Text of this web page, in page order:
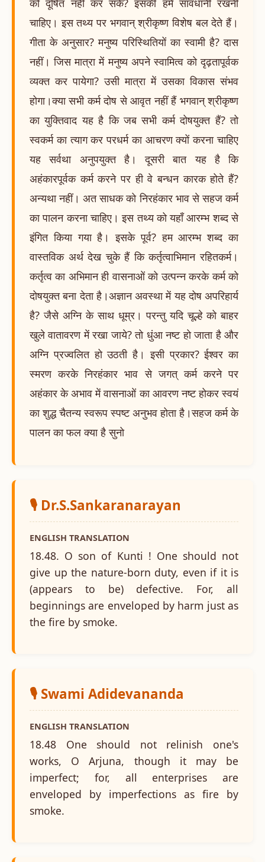
चाहिए। इस तथ्य पर भगवान् श्रीकृष्ण विशेष बल देते हैं।
गीता के अनुसार? मनुष्य परिस्थितियों का स्वामी है? दास
नहीं। जिस मात्रा में मनुष्य अपने स्वामित्व को दृढ़तापूर्वक
व्यक्त कर पायेगा? उसी मात्रा में उसका विकास संभव
होगा।क्या सभी कर्म दोष से आवृत नहीं हैं भगवान् श्रीकृष्ण
का युक्तिवाद यह है कि जब सभी कर्म दोषयुक्त हैं? तो
स्वकर्म का त्याग कर परधर्म का आचरण क्यों करना चाहिए
यह सर्वथा अनुपयुक्त है। दूसरी बात यह है कि
अहंकारपूर्वक कर्म करने पर ही वे बन्धन कारक होते हैं?
अन्यथा नहीं। अत साधक को निरहंकार भाव से सहज कर्म
का पालन करना चाहिए। इस तथ्य को यहाँ आरम्भ शब्द से
इंगित किया गया है। इसके पूर्व? हम आरम्भ शब्द का
वास्तविक अर्थ देख चुके हैं कि कर्तृत्वाभिमान रहितकर्म।
कर्तृत्व का अभिमान ही वासनाओं को उत्पन्न करके कर्म को
दोषयुक्त बना देता है।अज्ञान अवस्था में यह दोष अपरिहार्य
है? जैसे अग्नि के साथ धूम्र। परन्तु यदि चूल्हे को बाहर
खुले वातावरण में रखा जाये? तो धुंआ नष्ट हो जाता है और
अग्नि प्रज्वलित हो उठती है। इसी प्रकार? ईश्वर का
स्मरण करके निरहंकार भाव से जगत् कर्म करने पर
अहंकार के अभाव में वासनाओं का आवरण नष्ट होकर स्वयं
का शुद्ध चैतन्य स्वरूप स्पष्ट अनुभव होता है।सहज कर्म के
पालन का फल क्या है सुनो
🎙️ Dr.S.Sankaranarayan
ENGLISH TRANSLATION
18.48. O son of Kunti ! One should not
give up the nature-born duty, even if it is
(appears to be) defective. For, all
beginnings are enveloped by harm just as
the fire by smoke.
🎙️ Swami Adidevananda
ENGLISH TRANSLATION
18.48 One should not relinish one's
works, O Arjuna, though it may be
imperfect; for, all enterprises are
enveloped by imperfections as fire by
smoke.